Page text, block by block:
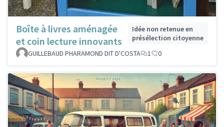
Boîte à livres aménagée
et coin lecture innovants
Idée non retenue en
présélection citoyenne
GUILLEBAUD PHARAMOND DIT D'COSTA
1 0